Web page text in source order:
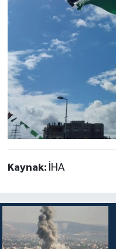
Kaynak: İHA